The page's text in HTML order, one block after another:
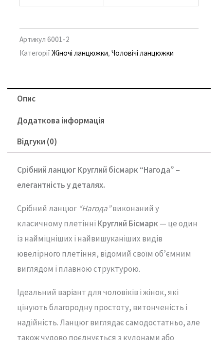
Артикул 6001-2
Категорії Жіночі ланцюжки, Чоловічі ланцюжки
Опис
Додаткова інформація
Відгуки (0)
Срібний ланцюг Круглий бісмарк “Нагода” –
елегантністьудеталях.
Срібний ланцюг “Нагода”виконаний у
класичномуплетінні Круглий Бісмарк— цеодин
із найміцніших і найвишуканіших видів
ювелірного плетіння, відомий своїм об’ємним
виглядом і плавноюструктурою.
Ідеальний варіантдля чоловіків іжінок,які
цінуютьблагороднупростоту, витонченість і
надійність.Ланцюгвиглядаєсамодостатньо,але
такожчудово поєднується з кулонами або